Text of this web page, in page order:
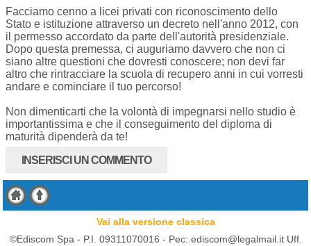
Facciamo cenno a licei privati con riconoscimento dello
Stato e istituzione attraverso un decreto nell'anno 2012, con
il permesso accordato da parte dell'autorità presidenziale.
Dopo questa premessa, ci auguriamo davvero che non ci
siano altre questioni che dovresti conoscere; non devi far
altro che rintracciare la scuola di recupero anni in cui vorresti
andare e cominciare il tuo percorso!
Non dimenticarti che la volontà di impegnarsi nello studio è
importantissima e che il conseguimento del diploma di
maturità dipenderà da te!
INSERISCI UN COMMENTO
Vai alla versione classica
©Ediscom Spa - P.I. 09311070016 - Pec: ediscom@legalmail.itUff.